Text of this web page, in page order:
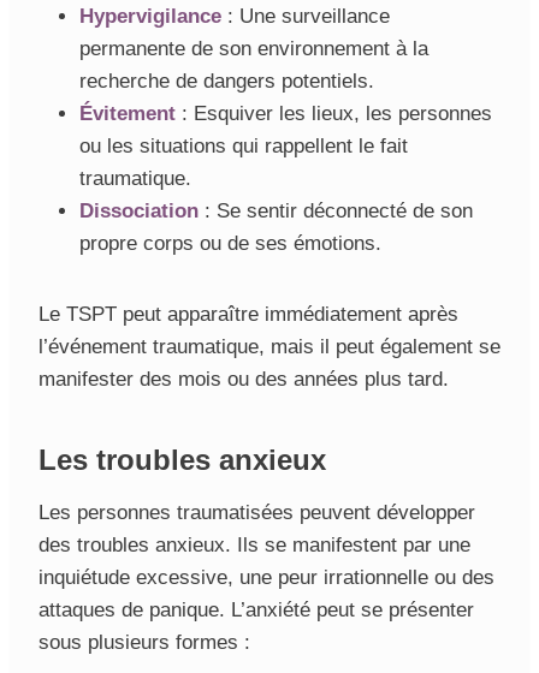
Hypervigilance : Une surveillance
permanente de son environnement à la
recherche de dangers potentiels.
Évitement : Esquiver les lieux, les personnes
ou les situations qui rappellent le fait
traumatique.
Dissociation : Se sentir déconnecté de son
propre corps ou de ses émotions.
Le TSPT peut apparaître immédiatement après
l’événement traumatique, mais il peut également se
manifester des mois ou des années plus tard.
Les troubles anxieux
Les personnes traumatisées peuvent développer
des troubles anxieux. Ils se manifestent par une
inquiétude excessive, une peur irrationnelle ou des
attaques de panique. L’anxiété peut se présenter
sous plusieurs formes :